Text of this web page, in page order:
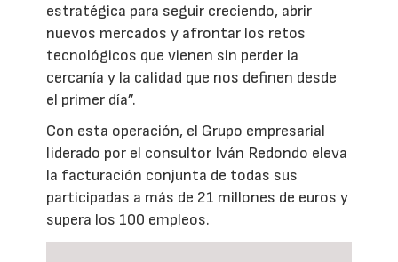
estratégica para seguir creciendo, abrir
nuevos mercados y afrontar los retos
tecnológicos que vienen sin perder la
cercanía y la calidad que nos definen desde
el primer día”.
Con esta operación, el Grupo empresarial
liderado por el consultor Iván Redondo eleva
la facturación conjunta de todas sus
participadas a más de 21 millones de euros y
supera los 100 empleos.